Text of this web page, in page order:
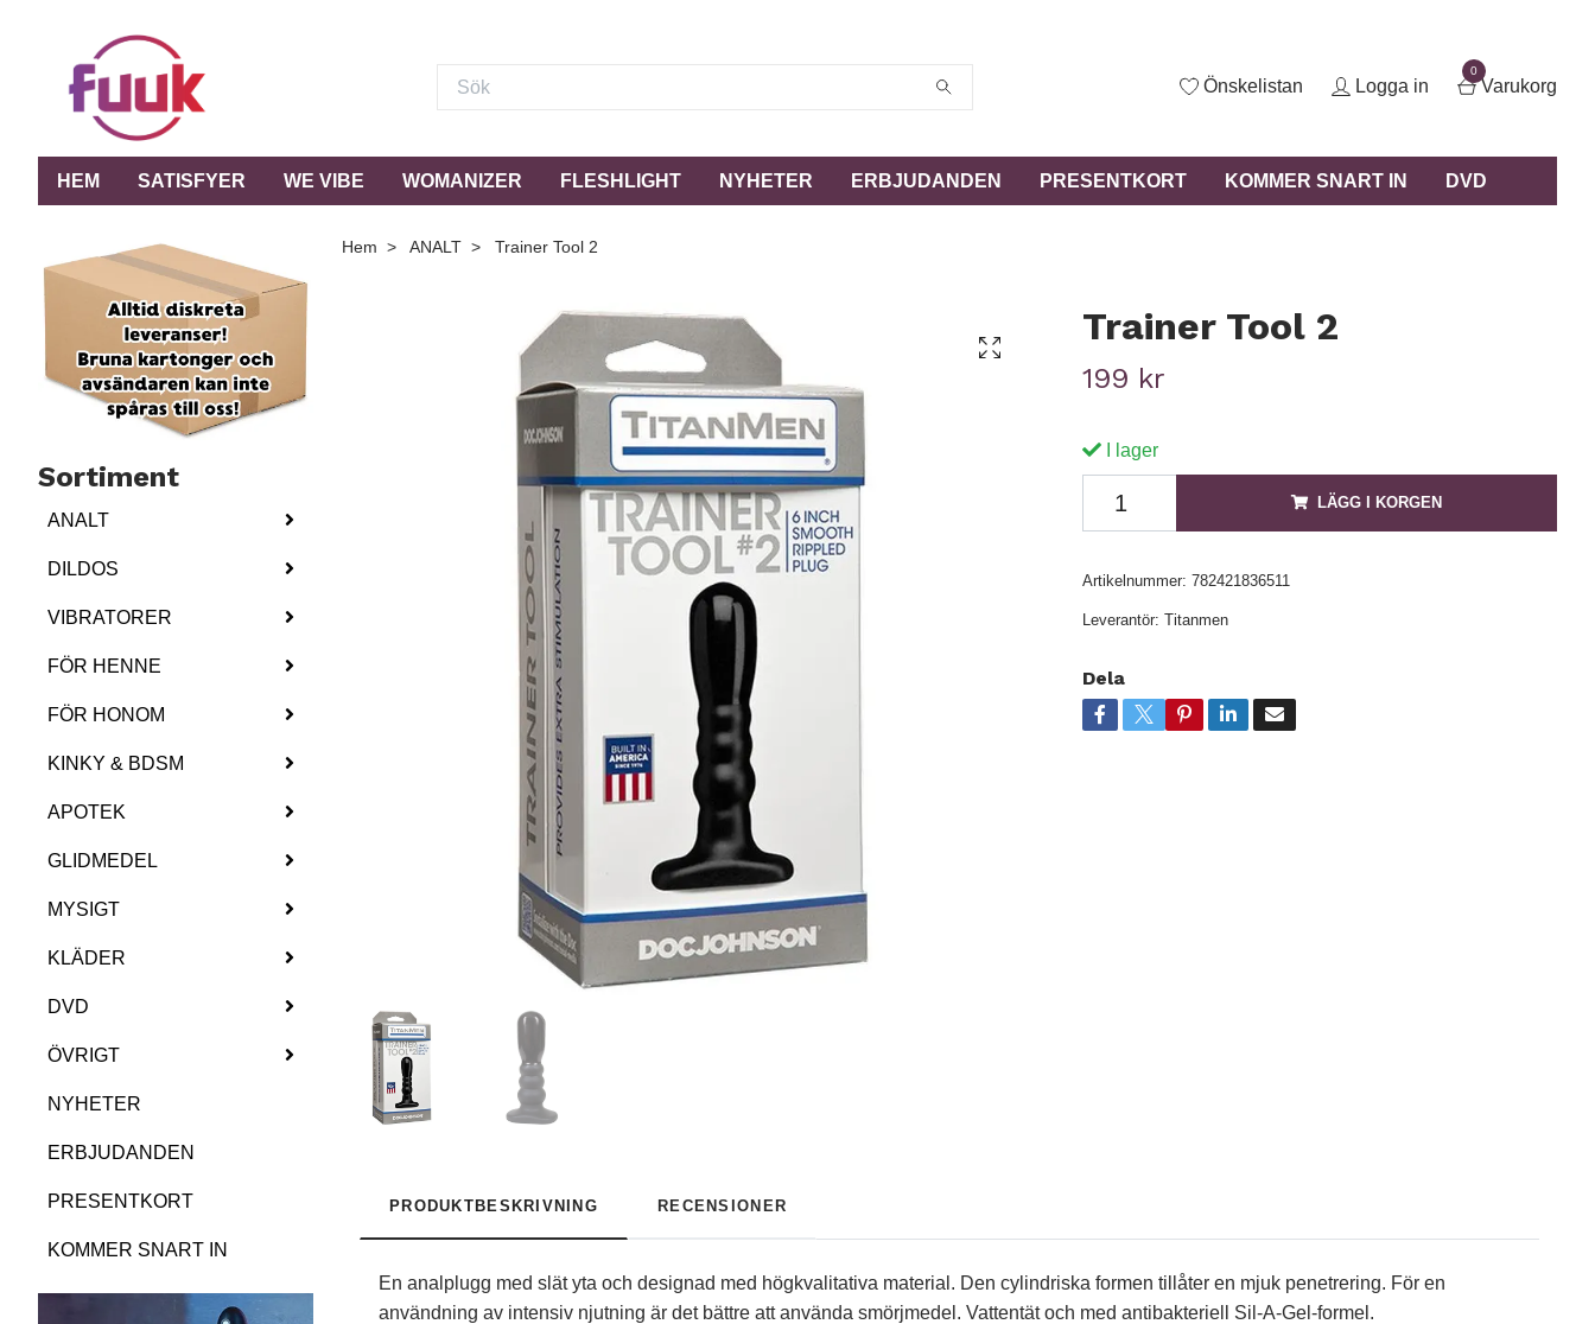
Önskelistan Logga in
0
Varukorg
HEM SATISFYER WE VIBE WOMANIZER FLESHLIGHT NYHETER ERBJUDANDEN PRESENTKORT KOMMER SNART IN DVD
Sortiment
ANALT
DILDOS
VIBRATORER
FÖR HENNE
FÖR HONOM
KINKY & BDSM
APOTEK
GLIDMEDEL
MYSIGT
KLÄDER
DVD
ÖVRIGT
NYHETER
ERBJUDANDEN
PRESENTKORT
KOMMER SNART IN
Hem ANALT Trainer Tool 2
Trainer Tool 2
199 kr
I lager
LÄGG I KORGEN
Artikelnummer: 782421836511
Leverantör: Titanmen
Dela
PRODUKTBESKRIVNING RECENSIONER
En analplugg med slät yta och designad med högkvalitativa material. Den cylindriska formen tillåter en mjuk penetrering. För en
användning av intensiv njutning är det bättre att använda smörjmedel. Vattentät och med antibakteriell Sil-A-Gel-formel.